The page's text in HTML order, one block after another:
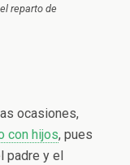
reparto de
ocasiones,
con hijos, pues
padre y el